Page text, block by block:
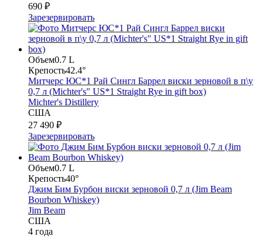
690 ₽
Зарезервировать
Объем0.7 L
Крепость42.4°
Митчерс ЮС*1 Рай Сингл Баррел виски зерновой в п\у
0,7 л (Michter's" US*1 Straight Rye in gift box)
Michter's Distillery
США
27 490 ₽
Зарезервировать
Объем0.7 L
Крепость40°
Джим Бим Бурбон виски зерновой 0,7 л (Jim Beam
Bourbon Whiskey)
Jim Beam
США
4 года